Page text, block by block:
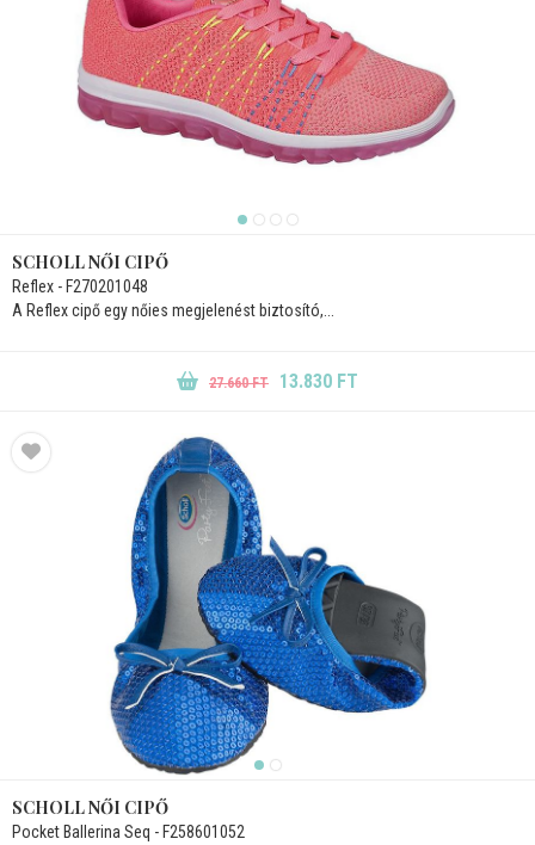
SCHOLL NŐI CIPŐ
Reflex - F270201048
A Reflex cipő egy nőies megjelenést biztosító,...
27.660 FT 13.830 FT
SCHOLL NŐI CIPŐ
Pocket Ballerina Seq - F258601052